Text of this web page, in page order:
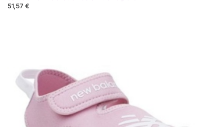
51,57 €